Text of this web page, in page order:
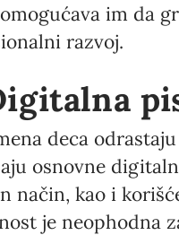
im da
razvoj.
deca
osnovne
način, kao i
je neophodna